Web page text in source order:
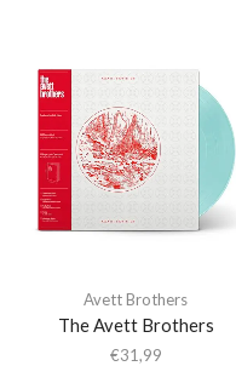
Avett Brothers
The Avett Brothers
€31,99